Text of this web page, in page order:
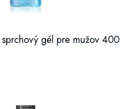
gél pre mužov 400